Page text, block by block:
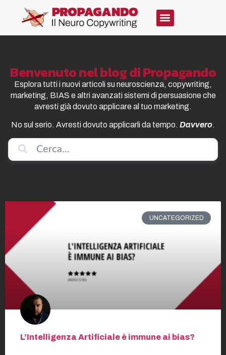
Benvenuto nel blog di Propagando
Esplora tutti i nuovi articoli su neuroscienza, copywriting,
marketing, BIAS e altri avanzati sistemi di persuasione che
avresti già dovuto applicare al tuo marketing.
No sul serio. Avresti dovuto applicarli da tempo. Davvero.
UNCATEGORIZED
L’Intelligenza Artificiale è immune ai bias?